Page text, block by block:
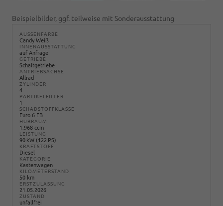
Beispielbilder, ggf. teilweise mit Sonderausstattung
AUSSENFARBE
Candy Weiß
INNENAUSSTATTUNG
auf Anfrage
GETRIEBE
Schaltgetriebe
ANTRIEBSACHSE
Allrad
ZYLINDER
4
PARTIKELFILTER
1
SCHADSTOFFKLASSE
Euro 6 EB
HUBRAUM
1.968 ccm
LEISTUNG
90 kW (122 PS)
KRAFTSTOFF
Diesel
KATEGORIE
Kastenwagen
KILOMETERSTAND
50 km
ERSTZULASSUNG
21.05.2026
ZUSTAND
unfallfrei